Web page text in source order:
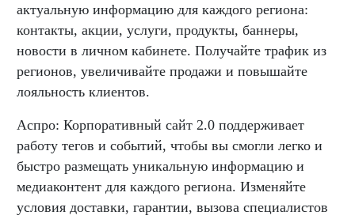
актуальную информацию для каждого региона:
контакты, акции, услуги, продукты, баннеры,
новости в личном кабинете. Получайте трафик из
регионов, увеличивайте продажи и повышайте
лояльность клиентов.
Аспро: Корпоративный сайт 2.0 поддерживает
работу тегов и событий, чтобы вы смогли легко и
быстро размещать уникальную информацию и
медиаконтент для каждого региона. Изменяйте
условия доставки, гарантии, вызова специалистов